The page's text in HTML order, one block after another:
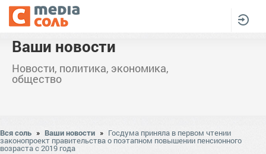
Ваши новости
Новости, политика, экономика,
общество
Вся соль » Ваши новости » Госдума приняла в первом чтении
законопроект правительства о поэтапном повышении пенсионного
возраста с 2019 года